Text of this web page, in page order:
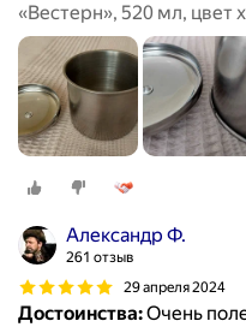
«Вестерн», 520 мл, цвет
Александр Ф.
261 отзыв
29 апреля 2024
Достоинства:Очень